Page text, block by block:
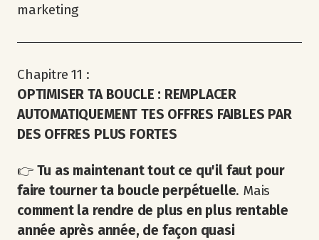
marketing
Chapitre 11 :
OPTIMISER TA BOUCLE : REMPLACER
AUTOMATIQUEMENT TES OFFRES FAIBLES PAR
DES OFFRES PLUS FORTES
👉 Tu as maintenant tout ce qu'il faut pour
faire tourner ta boucle perpétuelle. Mais
comment la rendre de plus en plus rentable
année après année, de façon quasi